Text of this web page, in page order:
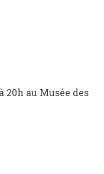
20h au Musée des